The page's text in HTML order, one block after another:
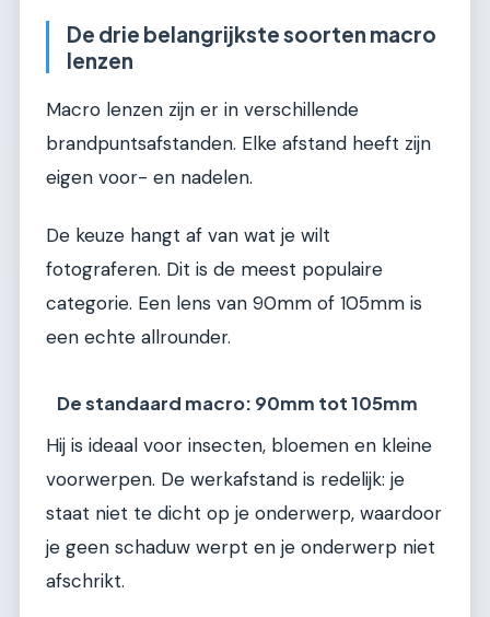
De drie belangrijkste soorten macro
lenzen
Macro lenzen zijn er in verschillende
brandpuntsafstanden. Elke afstand heeft zijn
eigen voor- en nadelen.
De keuze hangt af van wat je wilt
fotograferen. Dit is de meest populaire
categorie. Een lens van 90mm of 105mm is
een echte allrounder.
De standaard macro: 90mm tot 105mm
Hij is ideaal voor insecten, bloemen en kleine
voorwerpen. De werkafstand is redelijk: je
staat niet te dicht op je onderwerp, waardoor
je geen schaduw werpt en je onderwerp niet
afschrikt.